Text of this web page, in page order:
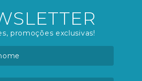
promoções exclusivas!